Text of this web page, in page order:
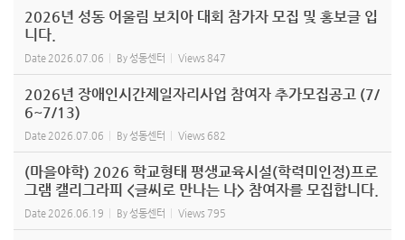
2026년 성동 어울림 보치아 대회 참가자 모집 및 홍보글 입
니다.
Date 2026.07.06 By성동센터 Views 847
2026년 장애인시간제일자리사업 참여자 추가모집공고 (7/
6~7/13)
Date 2026.07.06 By성동센터 Views 682
(마을야학) 2026 학교형태 평생교육시설(학력미인정)프로
그램 캘리그라피 <글씨로 만나는 나> 참여자를 모집합니다.
Date 2026.06.19 By성동센터 Views 795